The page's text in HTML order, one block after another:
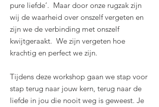
pure liefde’. Maar door onze rugzak zijn
wij de waarheid over onszelf vergeten en
zijn we de verbinding met onszelf
kwijtgeraakt. We zijn vergeten hoe
krachtig en perfect we zijn.
Tijdens deze workshop gaan we stap voor
stap terug naar jouw kern, terug naar de
liefde in jou die nooit weg is geweest. Je